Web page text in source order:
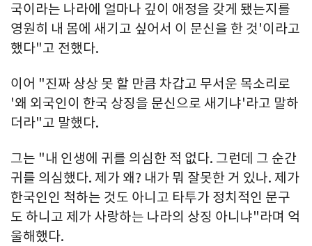
국이라는 나라에 얼마나 깊이 애정을 갖게 됐는지를
영원히 내 몸에 새기고 싶어서 이 문신을 한 것'이라고
했다"고 전했다.
이어 "진짜 상상 못 할 만큼 차갑고 무서운 목소리로
'왜 외국인이 한국 상징을 문신으로 새기냐'라고 말하
더라"고 말했다.
그는 "내 인생에 귀를 의심한 적 없다. 그런데 그 순간
귀를 의심했다. 제가 왜? 내가 뭐 잘못한 거 있나. 제가
한국인인 척하는 것도 아니고 타투가 정치적인 문구
도 하니고 제가 사랑하는 나라의 상징 아니냐"라며 억
울해했다.